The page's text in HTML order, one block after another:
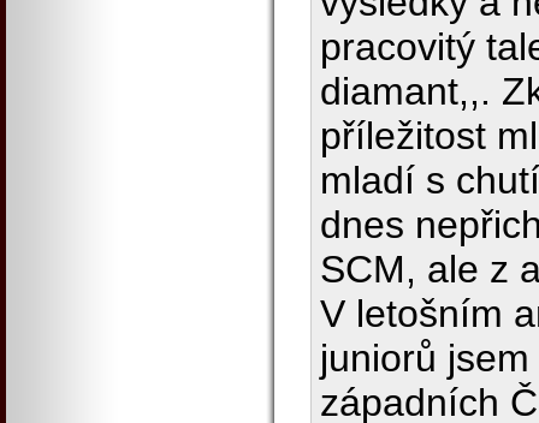
pracovitý
diamant,,.
příležitost
mladí s
dnes
SCM, ale z
V letošním
juniorů
západních